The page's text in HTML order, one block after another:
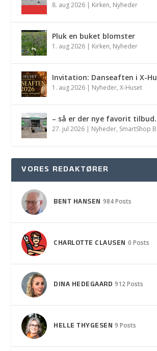
8. aug 2026 | Kirken, Nyheder
Pluk en buket blomster
1. aug 2026 | Kirken, Nyheder
Invitation: Danseaften i X-
1. aug 2026 | Nyheder,X-Huset
– så er der nye favorit
27. jul 2026 | Nyheder, SmartShop
VORES REDAKTØRER
BENT HANSEN 984 Posts
CHARLOTTE CLAUSEN 0 Posts
DINA HEDEGAARD 912 Posts
HELLE THYGESEN 9 Posts